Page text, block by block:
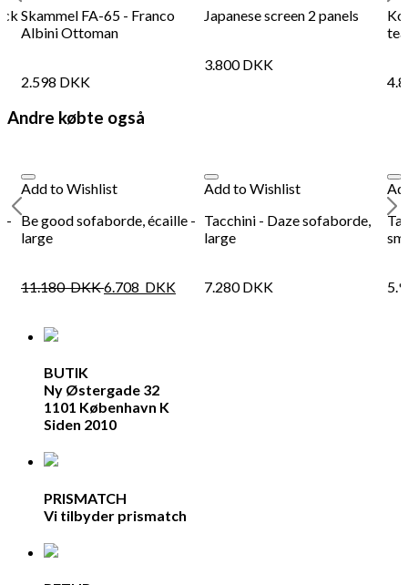
Skammel FA-65 - Franco
Albini Ottoman
2.598 DKK
Japanese screen 2 panels
3.800DKK
Andre købte også
-
Add to Wishlist
Be good sofaborde, écaille -
large
11.180DKK6.708 DKK
Add to Wishlist
Tacchini - Daze sofaborde,
large
7.280DKK
BUTIK
Ny Østergade 32
1101 København K
Siden 2010
PRISMATCH
Vi tilbyder prismatch